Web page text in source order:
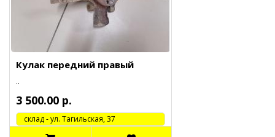
Кулак передний правый
..
3 500.00 р.
cклад - ул. Тагильская, 37